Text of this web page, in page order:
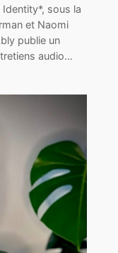
sous la
et Naomi
publie un
audio…